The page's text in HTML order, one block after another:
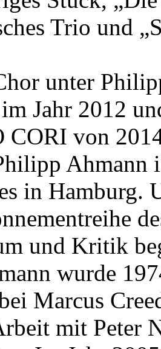
Trio und
unter
Jahr 2012
CORI von
Ahmann
in Hamburg.
und Kritik
wurde
Marcus
mit Peter